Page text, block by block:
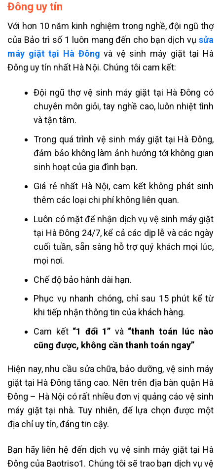
Đông uy tín
Với hơn 10 năm kinh nghiệm trong nghề, đội ngũ thợ
của Bảo trì số 1 luôn mang đến cho bạn dịch vụ sửa
máy giặt tại Hà Đông và vệ sinh máy giặt tại Hà
Đông uy tín nhất Hà Nội. Chúng tôi cam kết:
Đội ngũ thợ vệ sinh máy giặt tại Hà Đông có
chuyên môn giỏi, tay nghề cao, luôn nhiệt tình
và tận tâm.
Trong quá trình vệ sinh máy giặt tại Hà Đông,
đảm bảo không làm ảnh hưởng tới không gian
sinh hoạt của gia đình bạn.
Giá rẻ nhất Hà Nội, cam kết không phát sinh
thêm các loại chi phí không liên quan.
Luôn có mặt để nhận dịch vụ vệ sinh máy giặt
tại Hà Đông 24/7, kể cả các dịp lễ và các ngày
cuối tuần, sẵn sàng hỗ trợ quý khách mọi lúc,
mọi nơi.
Chế độ bảo hành dài hạn.
Phục vụ nhanh chóng, chỉ sau 15 phút kể từ
khi tiếp nhận thông tin của khách hàng.
Cam kết “1 đổi 1” và “thanh toán lúc nào
cũng được, không cần thanh toán ngay”
Hiện nay, nhu cầu sửa chữa, bảo dưỡng, vệ sinh máy
giặt tại Hà Đông tăng cao. Nên trên địa bàn quận Hà
Đông – Hà Nội có rất nhiều đơn vị quảng cáo vệ sinh
máy giặt tại nhà. Tuy nhiên, để lựa chọn được một
địa chỉ uy tín, đáng tin cậy.
Bạn hãy liên hệ đến dịch vụ vệ sinh máy giặt tại Hà
Đông của Baotriso1. Chúng tôi sẽ trao bạn dịch vụ vệ